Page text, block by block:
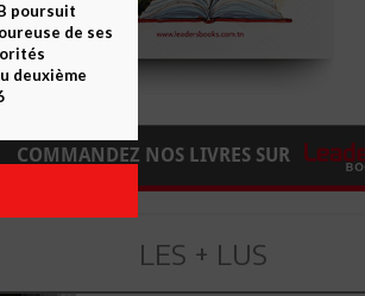
COMMANDEZ NOS LIVRES SUR
LES + LUS
poursuit
de ses
deuxième